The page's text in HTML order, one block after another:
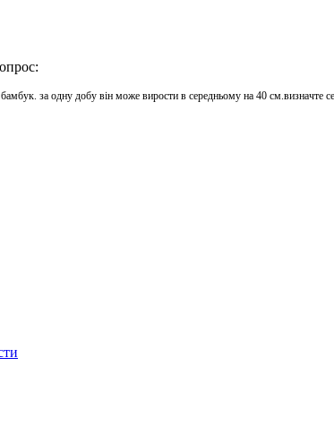
за одну добу він може вирости в середньому на 40 см.визначте